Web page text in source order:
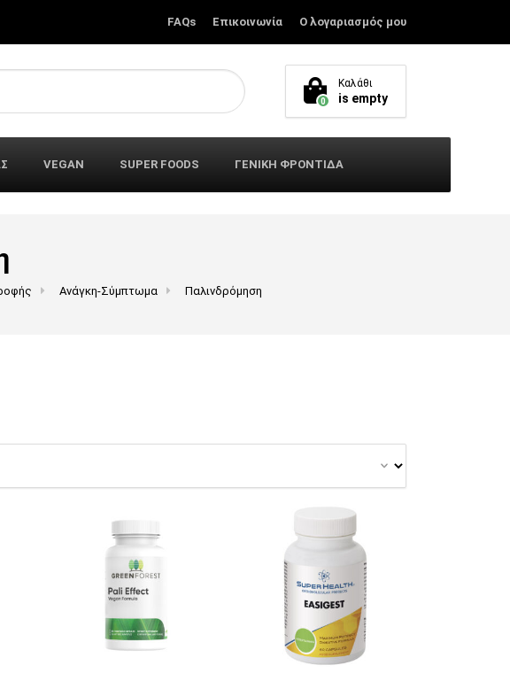
FAQs Επικοινωνία Ο λογαριασμός μου
0
Καλάθι
is empty
VEGAN SUPER FOODS ΓΕΝΙΚΗ ΦΡΟΝΤΙΔΑ
Ανάγκη-Σύμπτωμα Παλινδρόμηση
Οι επιλογές μπορούν να επιλεγούν στη
Αυτό το προϊόν έχει πολλαπλές παραλλαγές. Οι